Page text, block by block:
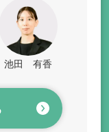
池田 有香